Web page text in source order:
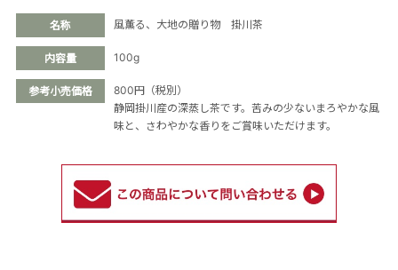
名称 風薫る、大地の贈り物 掛川茶
内容量 100g
参考小売価格
800円（税別）
静岡掛川産の深蒸し茶です。苦みの少ないまろやかな風
味と、さわやかな香りをご賞味いただけます。